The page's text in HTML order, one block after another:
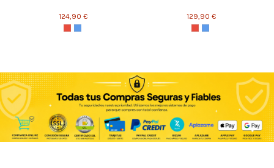
124,90 € 129,90 €